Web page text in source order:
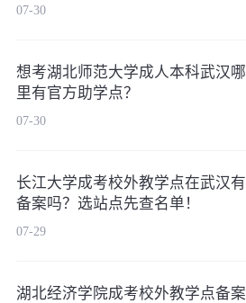
07-30
想考湖北师范大学成人本科武汉哪
里有官方助学点？
07-30
长江大学成考校外教学点在武汉有
备案吗？选站点先查名单！
07-29
湖北经济学院成考校外教学点备案